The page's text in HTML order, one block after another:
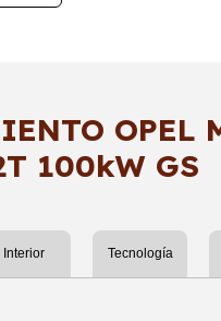
OPEL
100kW GS
Interior Tecnología